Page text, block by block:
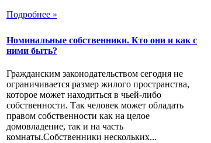
Подробнее »
Номинальные собственники. Кто они и как с
ними быть?
Гражданским законодательством сегодня не
ограничивается размер жилого пространства,
которое может находиться в чьей-либо
собственности. Так человек может обладать
правом собственности как на целое
домовладение, так и на часть
комнаты.Собственники нескольких...